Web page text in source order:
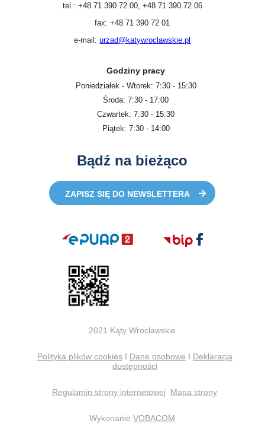
tel.: +48 71 390 72 00, +48 71 390 72 06
fax: +48 71 390 72 01
e-mail:urzad@katywroclawskie.pl
Godziny pracy
Poniedziałek - Wtorek: 7:30 - 15:30
Środa: 7:30 - 17:00
Czwartek: 7:30 - 15:30
Piątek: 7:30 - 14:00
Bądź na bieżąco
ZAPISZ SIĘ DO NEWSLETTERA
2021 Kąty Wrocławskie
Polityka plików cookiesI Dane osobowe I Deklaracja
dostępności
Regulamin strony internetowej Mapa strony
WykonanieVOBACOM